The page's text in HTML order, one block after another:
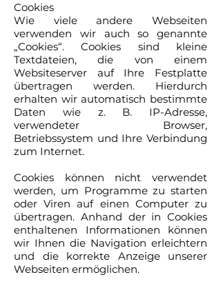
Cookies
Wie viele andere Webseiten
verwenden wir auch so genannte
„Cookies“. Cookies sind kleine
Textdateien, die von einem
Websiteserver auf Ihre Festplatte
übertragen werden. Hierdurch
erhalten wir automatisch bestimmte
Daten wie z. B. IP-Adresse,
verwendeter Browser,
Betriebssystem und Ihre Verbindung
zum Internet.
Cookies können nicht verwendet
werden, um Programme zu starten
oder Viren auf einen Computer zu
übertragen. Anhand der in Cookies
enthaltenen Informationen können
wir Ihnen die Navigation erleichtern
und die korrekte Anzeige unserer
Webseiten ermöglichen.